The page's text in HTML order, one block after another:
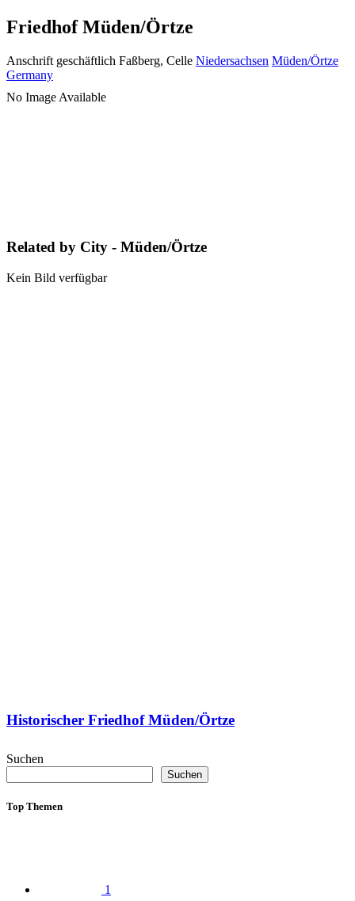
Friedhof Müden/Örtze
Anschrift geschäftlich Faßberg, Celle Niedersachsen Müden/Örtze
Germany
No Image Available
Related by City - Müden/Örtze
Kein Bild verfügbar
Historischer Friedhof Müden/Örtze
Suchen
Suchen
Top Themen
1